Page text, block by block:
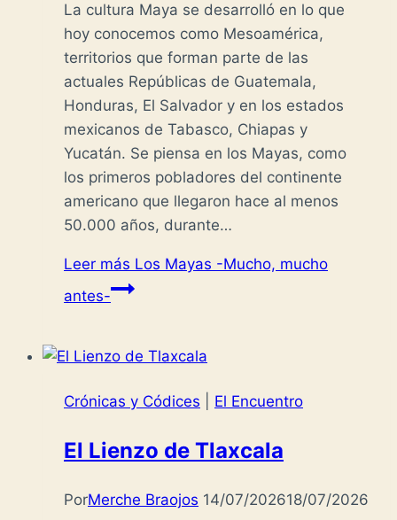
La cultura Maya se desarrolló en lo que
hoy conocemos como Mesoamérica,
territorios que forman parte de las
actuales Repúblicas de Guatemala,
Honduras, El Salvador y en los estados
mexicanos de Tabasco, Chiapas y
Yucatán. Se piensa en los Mayas, como
los primeros pobladores del continente
americano que llegaron hace al menos
50.000 años, durante…
Leer más Los Mayas -Mucho, mucho
antes-
Crónicas y Códices El Encuentro
El Lienzo de Tlaxcala
PorMerche Braojos 14/07/202618/07/2026